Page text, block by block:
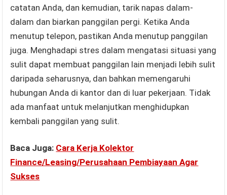
catatan Anda, dan kemudian, tarik napas dalam-
dalam dan biarkan panggilan pergi. Ketika Anda
menutup telepon, pastikan Anda menutup panggilan
juga. Menghadapi stres dalam mengatasi situasi yang
sulit dapat membuat panggilan lain menjadi lebih sulit
daripada seharusnya, dan bahkan memengaruhi
hubungan Anda di kantor dan di luar pekerjaan. Tidak
ada manfaat untuk melanjutkan menghidupkan
kembali panggilan yang sulit.
Baca Juga: Cara Kerja Kolektor
Finance/Leasing/Perusahaan Pembiayaan Agar
Sukses